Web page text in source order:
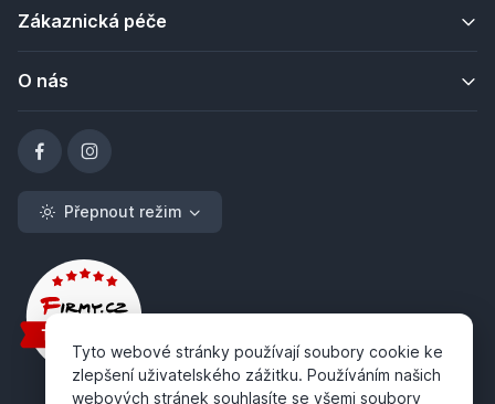
Zákaznická péče
O nás
Přepnout režim
Tyto webové stránky používají soubory cookie ke
zlepšení uživatelského zážitku. Používáním našich
webových stránek souhlasíte se všemi soubory